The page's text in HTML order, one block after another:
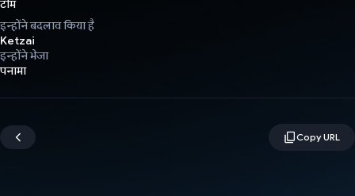
टीम
इन्होंने बदलाव किया है
Ketzai
इन्होंने भेजा
पनामा